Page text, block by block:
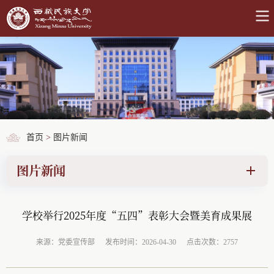
首页 > 图片新闻
图片新闻
学校举行2025年度“五四”表彰大会暨美育成果展
来源：党委宣传部 发布时间：2026-04-30 点击次数：2757